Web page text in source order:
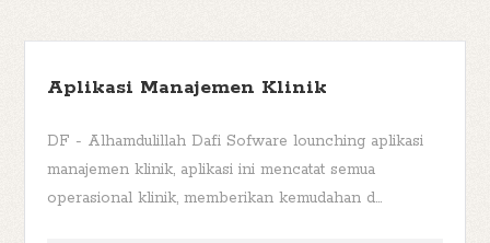
Aplikasi Manajemen Klinik
DF - Alhamdulillah Dafi Sofware lounching aplikasi
manajemen klinik, aplikasi ini mencatat semua
operasional klinik, memberikan kemudahan d...